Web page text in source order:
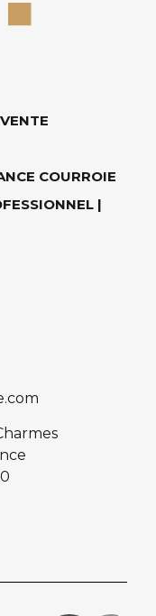
COURROIE
|